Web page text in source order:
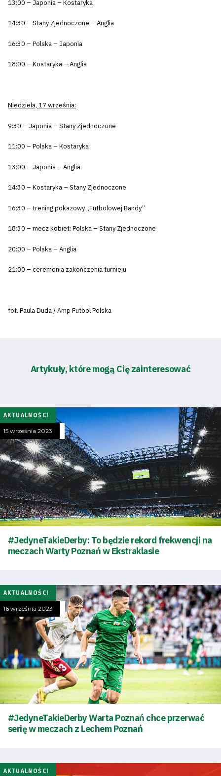
oszczędności
energii
Dostępność
SEARCH
FOR:
Search Button
Klub
Tabela
i
13:00 – Japonia – Kostaryka
14:30 – Stany Zjednoczone – Anglia
16:30 – Polska – Japonia
18:00 – Kostaryka – Anglia
Niedziela, 17 września:
9:30 – Japonia – Stany Zjednoczone
11:00 – Polska – Kostaryka
13:00 – Japonia – Anglia
14:30 – Kostaryka – Stany Zjednoczone
16:30 – trening pokazowy „Futbolowej Bandy”
18:30 – mecz kobiet: Polska – Stany Zjednoczone
20:00 – Polska – Anglia
21:00 – ceremonia zakończenia turnieju
fot. Paula Duda / Amp Futbol Polska
Artykuły, które mogą Cię zainteresować
AKTUALNOŚCI
15 września 2023
#JedyneTakieDerby: To będzie rekord frekwencji na
meczach Warty Poznań w Ekstraklasie
AKTUALNOŚCI
16 września 2023
#JedyneTakieDerby Warta Poznań chce przerwać
serię w meczach z Lechem Poznań
AKTUALNOŚCI